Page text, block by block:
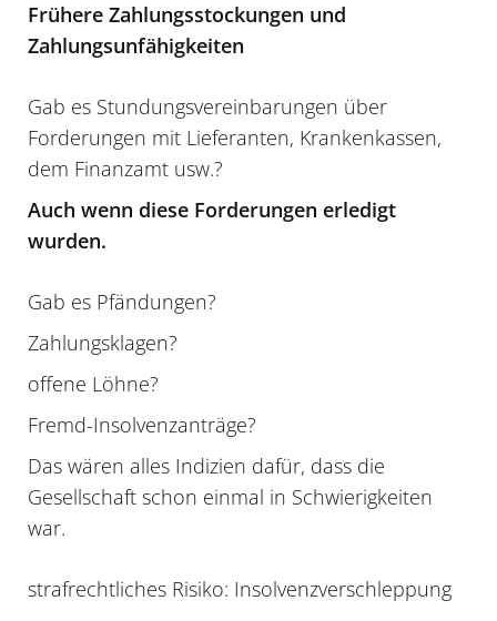
Frühere Zahlungsstockungen und
Zahlungsunfähigkeiten
Gab es Stundungsvereinbarungen über
Forderungen mit Lieferanten, Krankenkassen,
dem Finanzamt usw.?
Auch wenn diese Forderungen erledigt
wurden.
Gab es Pfändungen?
Zahlungsklagen?
offene Löhne?
Fremd-Insolvenzanträge?
Das wären alles Indizien dafür, dass die
Gesellschaft schon einmal in Schwierigkeiten
war.
strafrechtliches Risiko: Insolvenzverschleppung